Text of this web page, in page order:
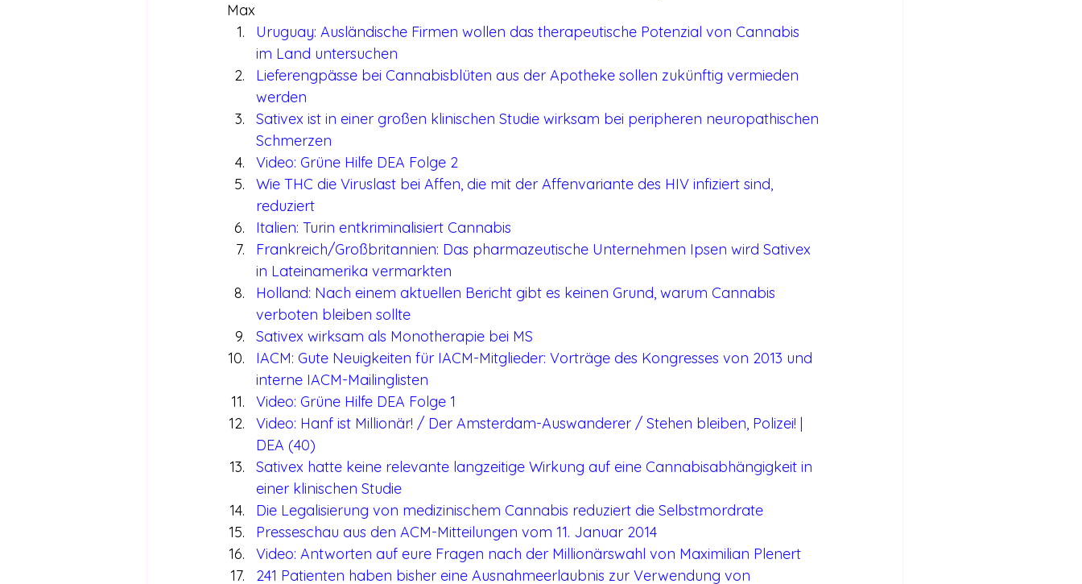
Max
Uruguay: Ausländische Firmen wollen das therapeutische Potenzial von Cannabis
im Land untersuchen
Lieferengpässe bei Cannabisblüten aus der Apotheke sollen zukünftig vermieden
werden
Sativex ist in einer großen klinischen Studie wirksam bei peripheren neuropathischen
Schmerzen
Video: Grüne Hilfe DEA Folge 2
Wie THC die Viruslast bei Affen, die mit der Affenvariante des HIV infiziert sind,
reduziert
Italien: Turin entkriminalisiert Cannabis
Frankreich/Großbritannien: Das pharmazeutische Unternehmen Ipsen wird Sativex
in Lateinamerika vermarkten
Holland: Nach einem aktuellen Bericht gibt es keinen Grund, warum Cannabis
verboten bleiben sollte
Sativex wirksam als Monotherapie bei MS
IACM: Gute Neuigkeiten für IACM-Mitglieder: Vorträge des Kongresses von 2013 und
interne IACM-Mailinglisten
Video: Grüne Hilfe DEA Folge 1
Video: Hanf ist Millionär! / Der Amsterdam-Auswanderer / Stehen bleiben, Polizei! |
DEA (40)
Sativex hatte keine relevante langzeitige Wirkung auf eine Cannabisabhängigkeit in
einer klinischen Studie
Die Legalisierung von medizinischem Cannabis reduziert die Selbstmordrate
Presseschau aus den ACM-Mitteilungen vom 11. Januar 2014
Video: Antworten auf eure Fragen nach der Millionärswahl von Maximilian Plenert
241 Patienten haben bisher eine Ausnahmeerlaubnis zur Verwendung von